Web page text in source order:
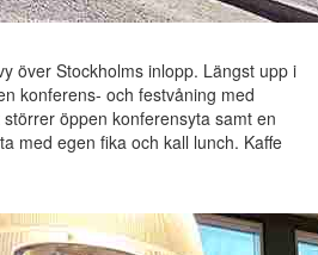
över Stockholms inlopp. Längst upp i
konferens- och festvåning med
öppen konferensyta samt en
med egen fika och kall lunch. Kaffe